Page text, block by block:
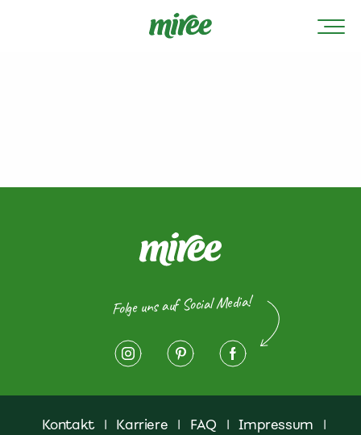
Folge uns auf Social Media!
Kontakt | Karriere | FAQ | Impressum
|